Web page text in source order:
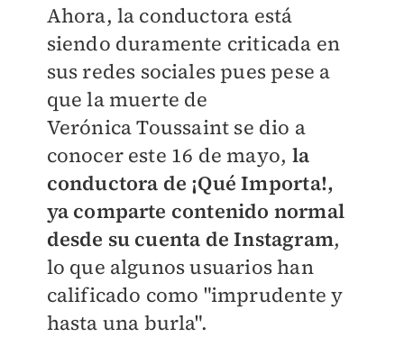
Ahora, la conductora está
siendo duramente criticada en
sus redes sociales pues pese a
que la muerte de
VerónicaToussaint se dio a
conocer este 16 de mayo, la
conductora de ¡Qué Importa!,
ya comparte contenido normal
desde su cuenta de Instagram,
lo que algunos usuarios han
calificado como "imprudente y
hasta una burla".